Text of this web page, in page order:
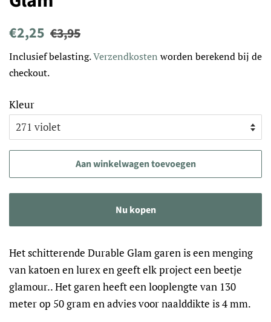
Normale
€2,25 Aanbiedingsprijs
€3,95
Inclusief belasting.Verzendkosten worden berekend bij de
checkout.
Kleur
Aan winkelwagen toevoegen
Nu kopen
Het schitterende Durable Glam garen is een menging
van katoen en lurex en geeft elk project een beetje
glamour.. Het garen heeft een looplengte van 130
meter op 50 gram en advies voor naalddikte is 4 mm.